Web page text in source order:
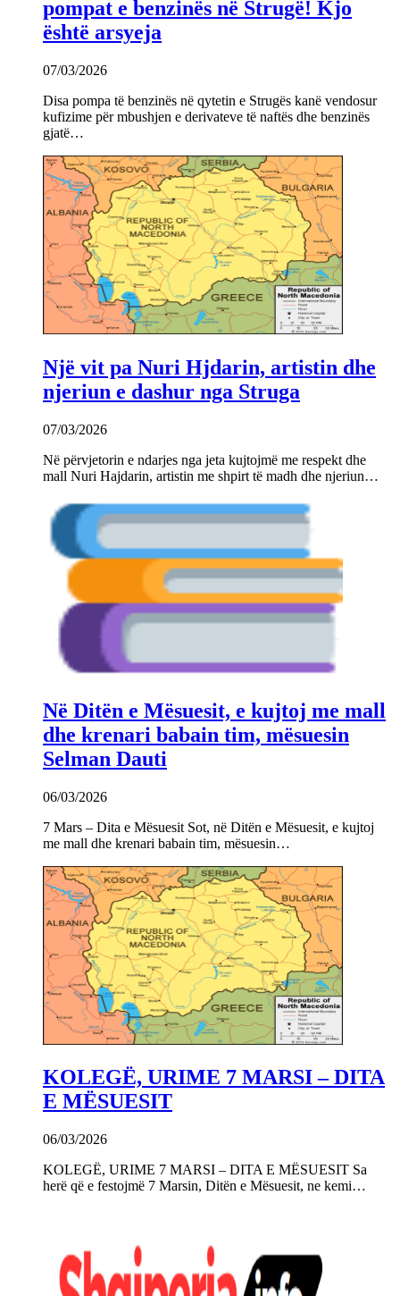
pompat e benzinës në Strugë! Kjo
është arsyeja
07/03/2026
Disa pompa të benzinës në qytetin e Strugës kanë vendosur
kufizime për mbushjen e derivateve të naftës dhe benzinës
gjatë…
Një vit pa Nuri Hjdarin, artistin dhe
njeriun e dashur nga Struga
07/03/2026
Në përvjetorin e ndarjes nga jeta kujtojmë me respekt dhe
mall Nuri Hajdarin, artistin me shpirt të madh dhe njeriun…
Në Ditën e Mësuesit, e kujtoj me mall
dhe krenari babain tim, mësuesin
Selman Dauti
06/03/2026
7 Mars – Dita e Mësuesit Sot, në Ditën e Mësuesit, e kujtoj
me mall dhe krenari babain tim, mësuesin…
KOLEGË, URIME 7 MARSI – DITA
E MËSUESIT
06/03/2026
KOLEGË, URIME 7 MARSI – DITA E MËSUESIT Sa
herë që e festojmë 7 Marsin, Ditën e Mësuesit, ne kemi…